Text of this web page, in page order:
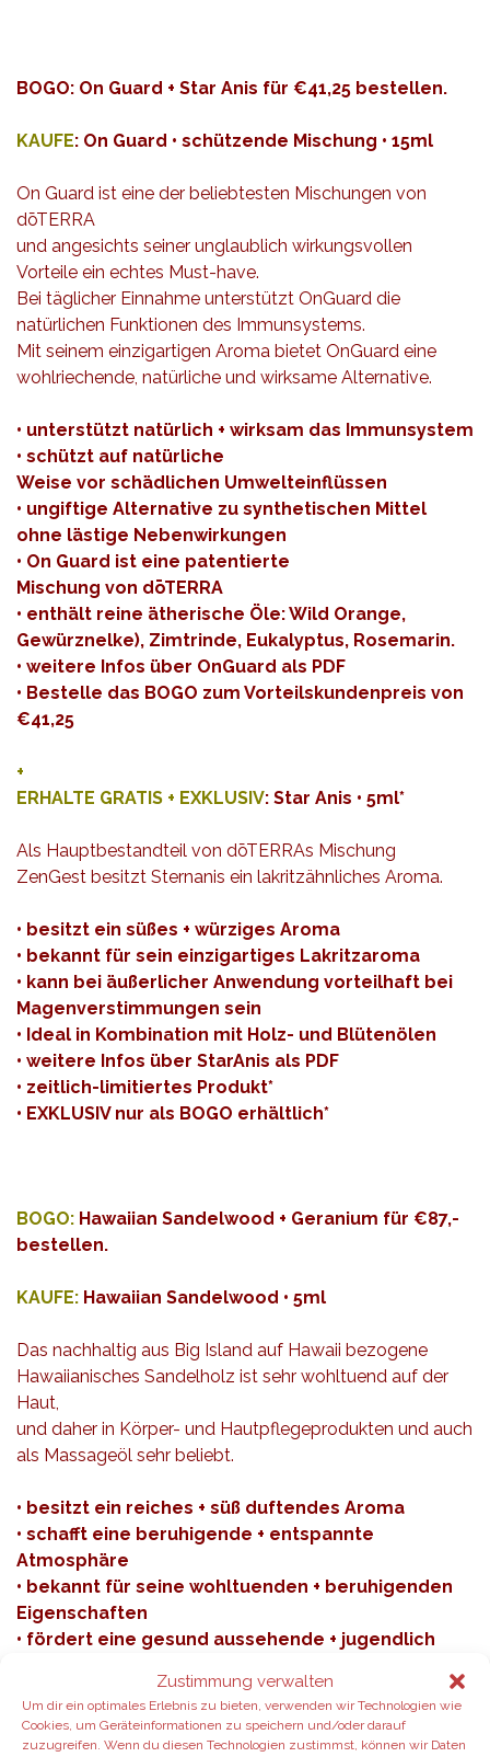
Zustimmung verwalten
Um dir ein optimales Erlebnis zu bieten, verwenden wir Technologien wie
Cookies, um Geräteinformationen zu speichern und/oder darauf
zuzugreifen. Wenn du diesen Technologien zustimmst, können wir Daten
BOGO: On Guard + Star Anis für €41,25 bestellen.
KAUFE: On Guard • schützende Mischung • 15ml
On Guard ist eine der beliebtesten Mischungen von
dōTERRA
und angesichts seiner unglaublich wirkungsvollen
Vorteile ein echtes Must-have.
Bei täglicher Einnahme unterstützt OnGuard die
natürlichen Funktionen des Immunsystems.
Mit seinem einzigartigen Aroma bietet OnGuard eine
wohlriechende, natürliche und wirksame Alternative.
• unterstützt natürlich + wirksam das Immunsystem
• schützt auf natürliche
Weise vor schädlichen Umwelteinflüssen
• ungiftige Alternative zu synthetischen Mittel
ohne lästige Nebenwirkungen
• On Guard ist eine patentierte
Mischung von dōTERRA
• enthält reine ätherische Öle: Wild Orange,
Gewürznelke), Zimtrinde, Eukalyptus, Rosemarin.
• weitere Infos über OnGuard als PDF
• Bestelle das BOGO zum Vorteilskundenpreis von
€41,25
+
ERHALTE GRATIS + EXKLUSIV: Star Anis • 5ml*
Als Hauptbestandteil von dōTERRAs Mischung
ZenGest besitzt Sternanis ein lakritzähnliches Aroma.
• besitzt ein süßes + würziges Aroma
• bekannt für sein einzigartiges Lakritzaroma
• kann bei äußerlicher Anwendung vorteilhaft bei
Magenverstimmungen sein
• Ideal in Kombination mit Holz- und Blütenölen
• weitere Infos über StarAnis als PDF
• zeitlich-limitiertes Produkt*
• EXKLUSIV nur als BOGO erhältlich*
BOGO: Hawaiian Sandelwood + Geranium für €87,-
bestellen.
KAUFE: Hawaiian Sandelwood • 5ml
Das nachhaltig aus Big Island auf Hawaii bezogene
Hawaiianisches Sandelholz ist sehr wohltuend auf der
Haut,
und daher in Körper- und Hautpflegeprodukten und auch
als Massageöl sehr beliebt.
• besitzt ein reiches + süß duftendes Aroma
• schafft eine beruhigende + entspannte
Atmosphäre
• bekannt für seine wohltuenden + beruhigenden
Eigenschaften
• fördert eine gesund aussehende + jugendlich
• reduziert das Auftreten von Hautunreinheiten
• besitzt erdenden + erhebenden Eigenschaften
für Yoga + Meditation